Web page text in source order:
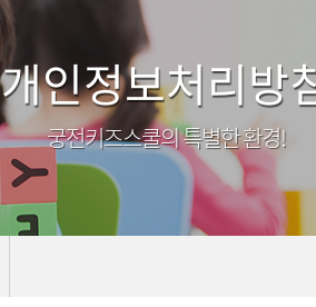
개인정보처리방
궁전키즈스쿨의 특별한 환경!